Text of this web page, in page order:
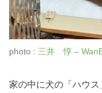
photo : 三井 惇 –
家の中に犬の「ハウ